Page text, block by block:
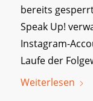
bereits
Speak Up!
Instagram-
Laufe der
Weiterlesen